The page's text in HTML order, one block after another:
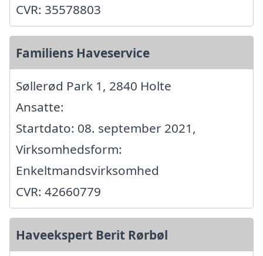
CVR: 35578803
Familiens Haveservice
Søllerød Park 1, 2840 Holte
Ansatte:
Startdato: 08. september 2021,
Virksomhedsform:
Enkeltmandsvirksomhed
CVR: 42660779
Haveekspert Berit Rørbøl